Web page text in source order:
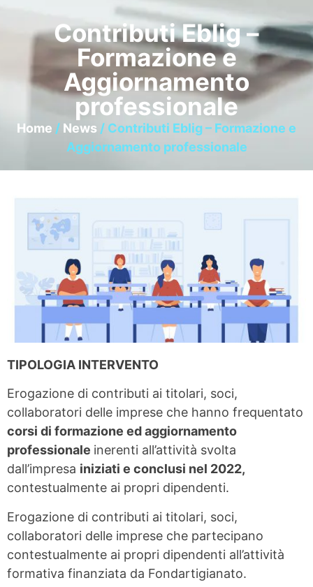
Contributi Eblig –
Formazione e
Aggiornamento
professionale
Home / News / Contributi Eblig – Formazione e
Aggiornamento professionale
TIPOLOGIA INTERVENTO
Erogazione di contributi ai titolari, soci,
collaboratori delle imprese che hanno frequentato
corsi di formazione ed aggiornamento
professionale inerenti all’attività svolta
dall’impresa iniziati e conclusi nel 2022,
contestualmente ai propri dipendenti.
Erogazione di contributi ai titolari, soci,
collaboratori delle imprese che partecipano
contestualmente ai propri dipendenti all’attività
formativa finanziata da Fondartigianato.